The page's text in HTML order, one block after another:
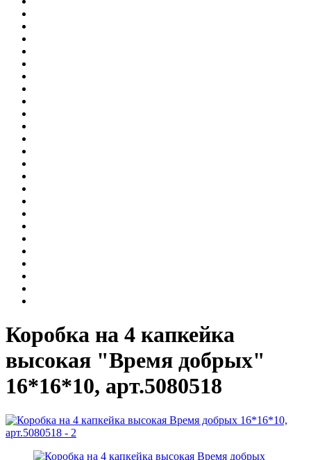
Коробка на 4 капкейка
высокая "Время добрых"
16*16*10, арт.5080518